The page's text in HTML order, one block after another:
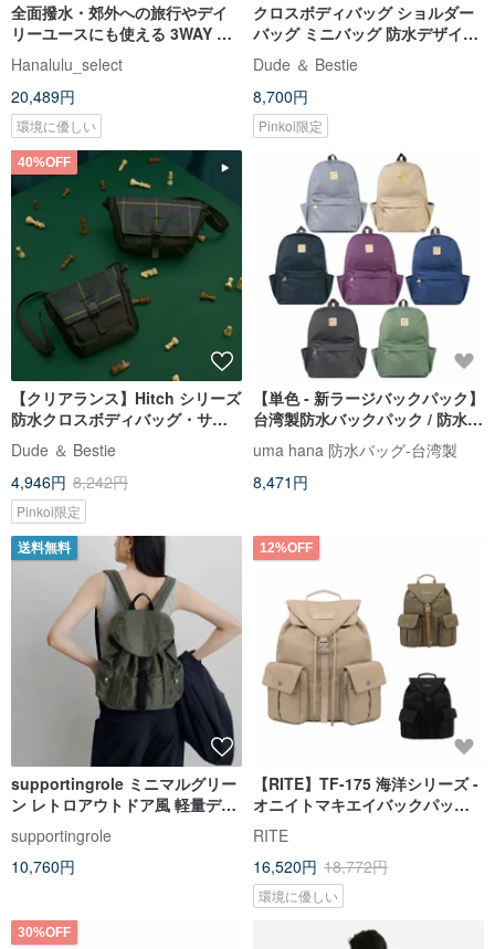
全面撥水・郊外への旅行やデイ
リーユースにも使える 3WAY バ
ッグ Water_Shed WUUL5_WR
フォレストグリーン 19L
Hanalulu_select
20,489円
環境に優しい
クロスボディバッグ ショルダー
バッグ ミニバッグ 防水デザイン
マグネットロック ユニセックス
ミッドナイトジャングルエディ
ション
Dude ＆ Bestie
8,700円
Pinkoi限定
40%OFF
【クリアランス】Hitch シリーズ
防水クロスボディバッグ・サイ
ドバッグ ミニポーチ 2 色展開 ユ
ニセックス
Dude ＆ Bestie
4,946円 8,242円
Pinkoi限定
【単色 - 新ラージバックパック】
台湾製防水バックパック / 防水リ
ュック / 旅行用バックパック / 防
水バッグ
uma hana 防水バッグ-台湾製
8,471円
送料無料
supportingrole ミニマルグリー
ン レトロアウトドア風 軽量デイ
リーシティトラベルバックパッ
ク
supportingrole
10,760円
12%OFF
【RITE】TF-175 海洋シリーズ -
オニイトマキエイバックパック
Manta- 全 3 色
RITE
16,520円 18,772円
環境に優しい
30%OFF